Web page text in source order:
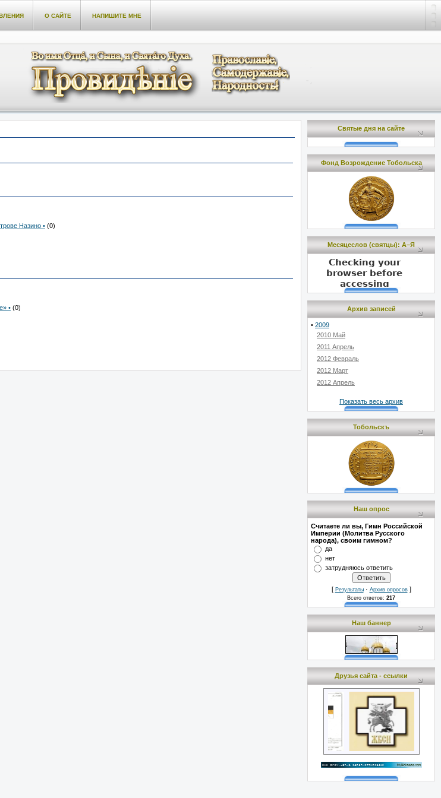
О САЙТЕ НАПИШИТЕ МНЕ
Назино • (0)
• (0)
Святые дня на сайте
Фонд Возрождение Тобольска
Месяцеслов (cвятцы): А–Я
Архив записей
• 2009
2010 Май
2011 Апрель
2012 Февраль
2012 Март
2012 Апрель
Показать весь архив
Тобольскъ
Наш опрос
Считаете ли вы, Гимн Российской
Империи (Молитва Русского
народа), своим гимном?
да
нет
затрудняюсь ответить
[ Результаты· Архив опросов]
Всего ответов: 217
Наш баннер
Друзья сайта - ссылки